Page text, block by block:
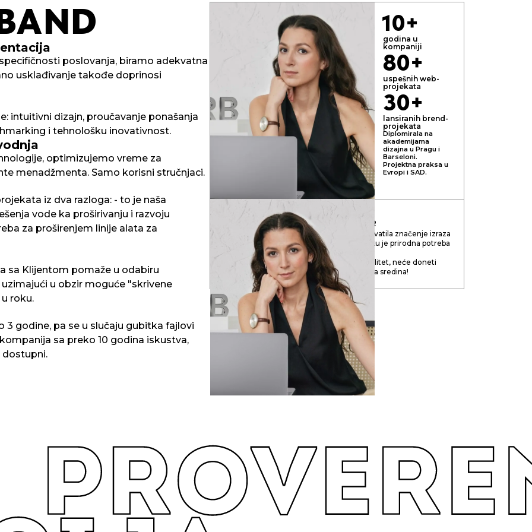
poslovanja, biramo adekvatna
usklađivanje takođe doprinosi
intuitivni dizajn, proučavanje ponašanja
i tehnološku inovativnost.
optimizujemo vreme za
menadžmenta. Samo korisni stručnjaci.
iz dva razloga: - to je naša
vode ka proširivanju i razvoju
za proširenjem linije alata za
sa Klijentom pomaže u odabiru
u obzir moguće "skrivene
roku.
3 godine, pa se u slučaju gubitka fajlovi
sa preko 10 godina iskustva,
dostupni.
10+
godina u
kompaniji
80+
uspešnih web-
projekata
30+
lansiranih brend-
projekata
Diplomirala na
akademijama
dizajna u Pragu i
Barseloni.
Projektna praksa u
Evropi i SAD.
VICTORIAART-DIREKTOR
Postavši preduzetnik, u potpunosti sam shvatila značenje izraza
“Vreme je novac”. Stručna realizacija u roku je prirodna potreba
Ali fokusiranje samo na zaradu, a ne na kvalitet, neće doneti
dobar proizvod. U svemu je potrebna zlatna sredina!